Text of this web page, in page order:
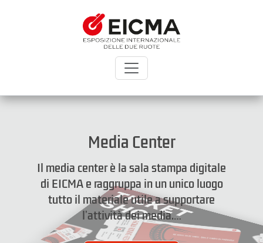
Media Center
Il media center è la sala stampa digitale
di EICMA e raggruppa in un unico luogo
tutto il materiale utile a supportare
l’attività dei media.…